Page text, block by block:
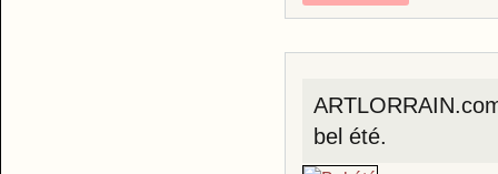
bel été.